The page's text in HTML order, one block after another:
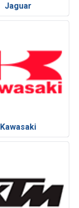
Jaguar
Kawasaki